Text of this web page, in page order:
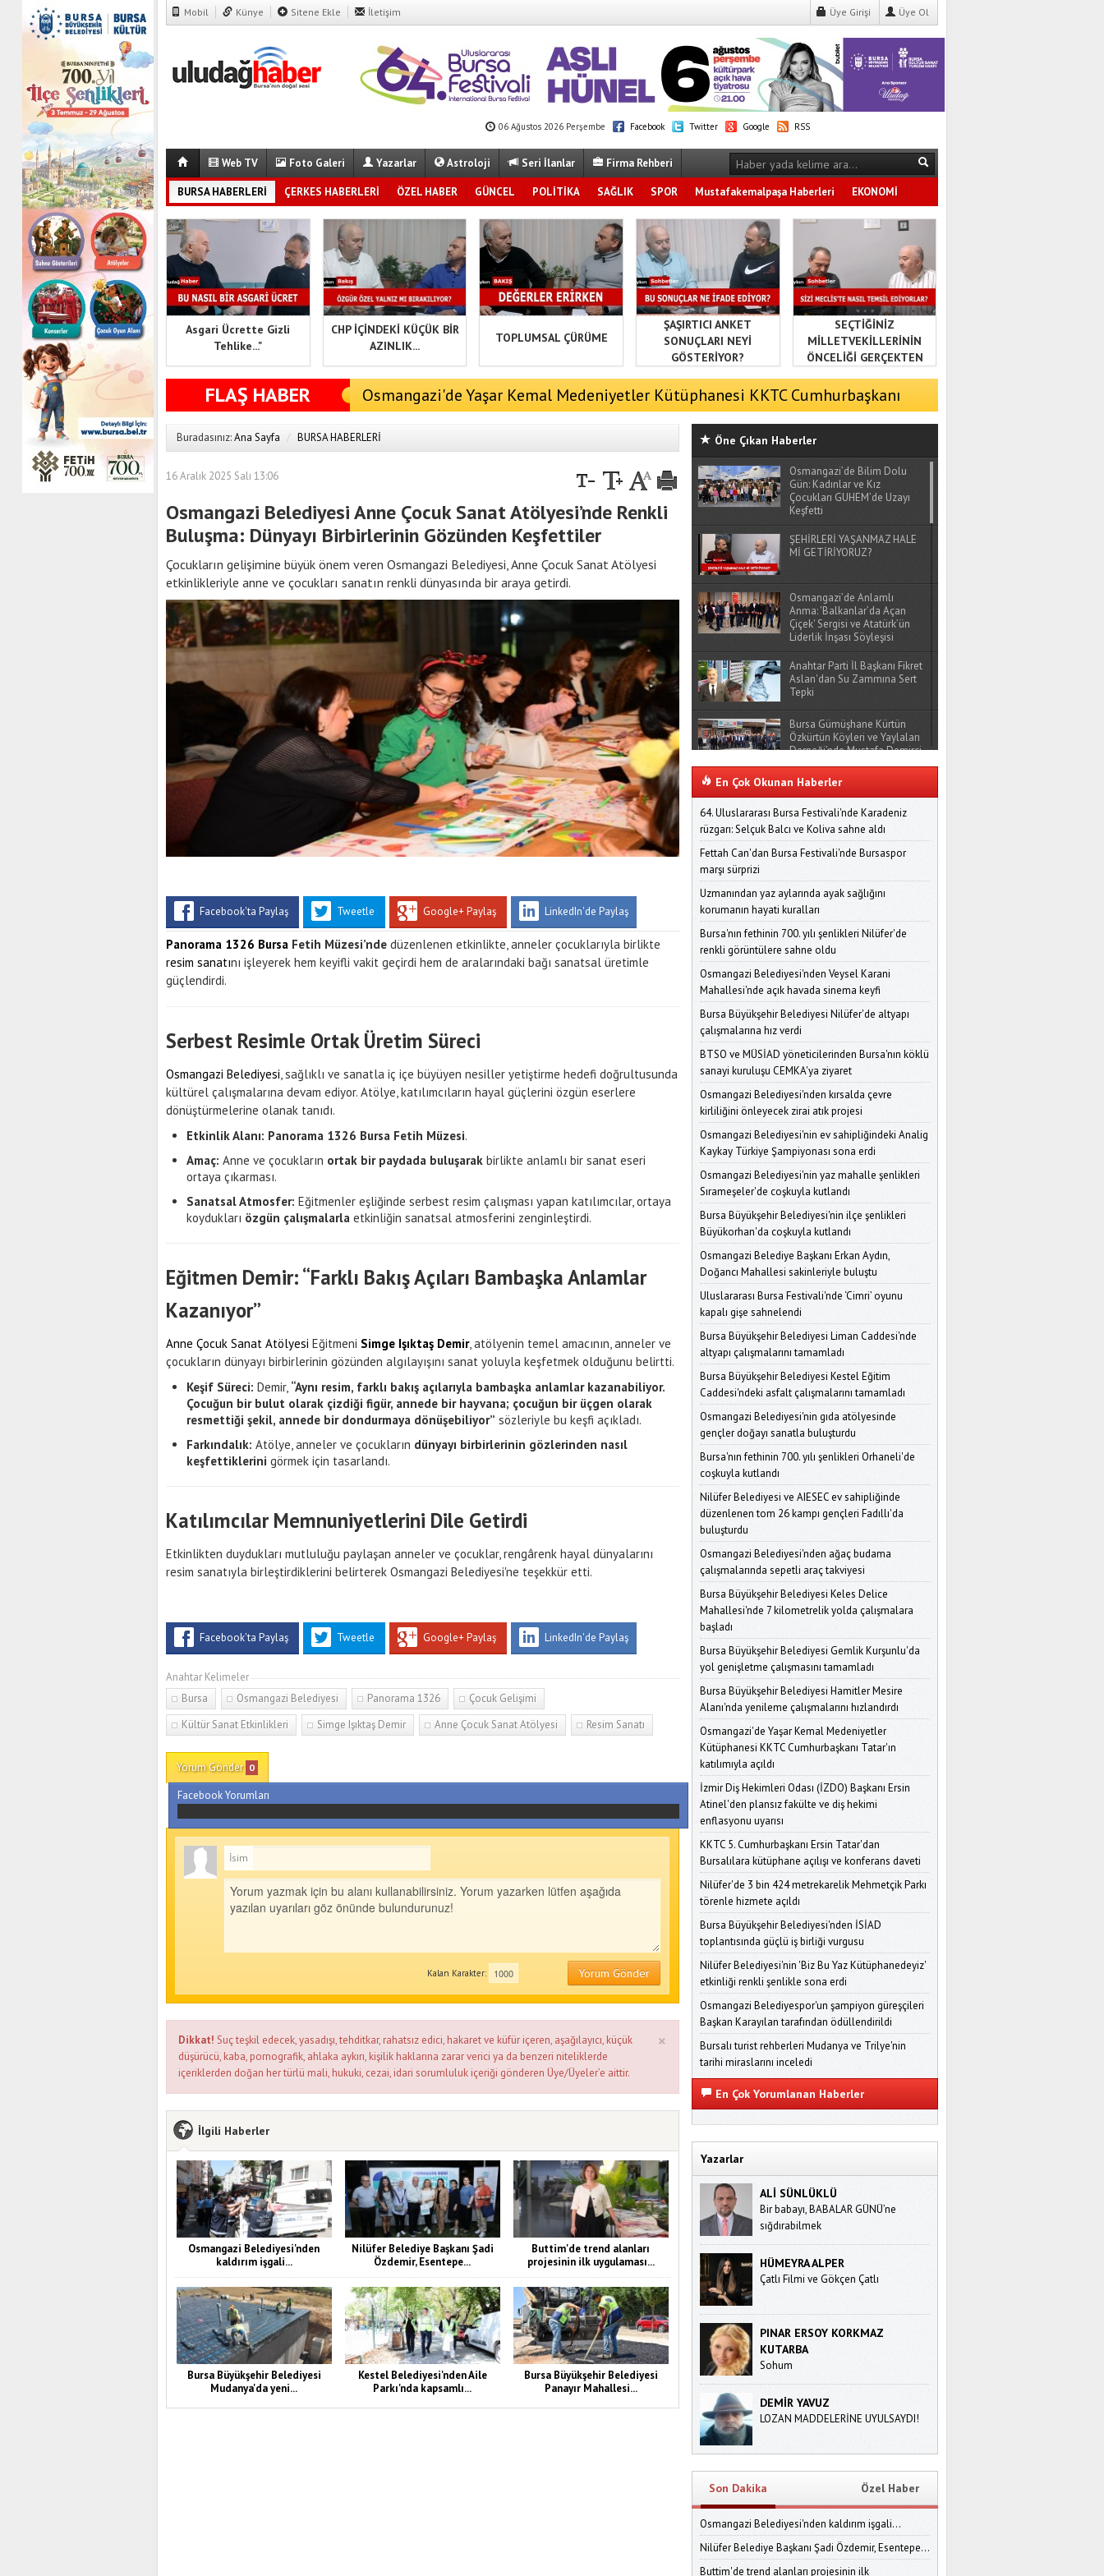
Mobil Künye Sitene Ekle İletişim Üye Ol
Üye Girişi
06 Ağustos 2026 Perşembe Facebook Twitter Google RSS
Web TV Foto Galeri Yazarlar Astroloji Seri İlanlar Firma Rehberi
BURSA HABERLERİ ÇERKES HABERLERİ ÖZEL HABER GÜNCEL POLİTİKA SAĞLIK SPOR Mustafakemalpaşa Haberleri
EKONOMİ
BELEDİYE HABERLERİ
DÜNYA Tüm Kategoriler
Asgari Ücrette Gizli
Tehlike..."
CHP İÇİNDEKİ KÜÇÜK BİR
AZINLIK...
TOPLUMSAL ÇÜRÜME
ŞAŞIRTICI ANKET
SONUÇLARI NEYİ
GÖSTERİYOR?
SEÇTİĞİNİZ
MİLLETVEKİLLERİNİN
ÖNCELİĞİ GERÇEKTEN
FLAŞ HABER
Osmangazi'de Yaşar Kemal Medeniyetler Kütüphanesi KKTC Cumhurbaşkanı
Tatar'ın katılımıyla açıldı
Buradasınız:Ana Sayfa / BURSA HABERLERİ
16 Aralık 2025 Salı 13:06
Osmangazi Belediyesi Anne Çocuk Sanat Atölyesi’nde Renkli
Buluşma: Dünyayı Birbirlerinin Gözünden Keşfettiler
Çocukların gelişimine büyük önem veren Osmangazi Belediyesi, Anne Çocuk Sanat Atölyesi
etkinlikleriyle anne ve çocukları sanatın renkli dünyasında bir araya getirdi.
Facebook'ta Paylaş Tweetle Google+ Paylaş LinkedIn'de Paylaş
Panorama 1326 Bursa Fetih Müzesi’nde düzenlenen etkinlikte, anneler çocuklarıyla birlikte
resim sanatını işleyerek hem keyifli vakit geçirdi hem de aralarındaki bağı sanatsal üretimle
güçlendirdi.
Serbest Resimle Ortak Üretim Süreci
Osmangazi Belediyesi, sağlıklı ve sanatla iç içe büyüyen nesiller yetiştirme hedefi doğrultusunda
kültürel çalışmalarına devam ediyor. Atölye, katılımcıların hayal güçlerini özgün eserlere
dönüştürmelerine olanak tanıdı.
Etkinlik Alanı: Panorama 1326 Bursa Fetih Müzesi.
Amaç: Anne ve çocukların ortak bir paydada buluşarak birlikte anlamlı bir sanat eseri
ortaya çıkarması.
Sanatsal Atmosfer: Eğitmenler eşliğinde serbest resim çalışması yapan katılımcılar, ortaya
koydukları özgün çalışmalarla etkinliğin sanatsal atmosferini zenginleştirdi.
Eğitmen Demir: “Farklı Bakış Açıları Bambaşka Anlamlar
Kazanıyor”
Anne Çocuk Sanat Atölyesi Eğitmeni Simge Işıktaş Demir, atölyenin temel amacının, anneler ve
çocukların dünyayı birbirlerinin gözünden algılayışını sanat yoluyla keşfetmek olduğunu belirtti.
Keşif Süreci: Demir, “Aynı resim, farklı bakış açılarıyla bambaşka anlamlar kazanabiliyor.
Çocuğun bir bulut olarak çizdiği figür, annede bir hayvana; çocuğun bir üçgen olarak
resmettiği şekil, annede bir dondurmaya dönüşebiliyor” sözleriyle bu keşfi açıkladı.
Farkındalık: Atölye, anneler ve çocukların dünyayı birbirlerinin gözlerinden nasıl
keşfettiklerini görmek için tasarlandı.
Katılımcılar Memnuniyetlerini Dile Getirdi
Etkinlikten duydukları mutluluğu paylaşan anneler ve çocuklar, rengârenk hayal dünyalarını
resim sanatıyla birleştirdiklerini belirterek Osmangazi Belediyesi'ne teşekkür etti.
Facebook'ta Paylaş Tweetle Google+ Paylaş LinkedIn'de Paylaş
Anahtar Kelimeler
Bursa
Osmangazi Belediyesi Panorama 1326
Çocuk Gelişimi
Kültür Sanat Etkinlikleri
Simge Işıktaş Demir Anne Çocuk Sanat Atölyesi Resim Sanatı
Yorum Gönder 0
Facebook Yorumları
İsim
Yorum Gönder
Kalan Karakter:
×
Dikkat! Suç teşkil edecek, yasadışı, tehditkar, rahatsız edici, hakaret ve küfür içeren, aşağılayıcı, küçük
düşürücü, kaba, pornografik, ahlaka aykırı, kişilik haklarına zarar verici ya da benzeri niteliklerde
içeriklerden doğan her türlü mali, hukuki, cezai, idari sorumluluk içeriği gönderen Üye/Üyeler’e aittir.
İlgili Haberler
Osmangazi Belediyesi'nden
kaldırım işgali...
Nilüfer Belediye Başkanı Şadi
Özdemir, Esentepe...
Buttim'de trend alanları
projesinin ilk uygulaması...
Bursa Büyükşehir Belediyesi
Mudanya'da yeni...
Kestel Belediyesi'nden Aile
Parkı'nda kapsamlı...
Bursa Büyükşehir Belediyesi
Panayır Mahallesi...
Öne Çıkan Haberler
Osmangazi’de Bilim Dolu
Gün: Kadınlar ve Kız
Çocukları GUHEM’de Uzayı
Keşfetti
ŞEHİRLERİ YAŞANMAZ HALE
Mİ GETİRİYORUZ?
Osmangazi’de Anlamlı
Anma: 'Balkanlar’da Açan
Çiçek' Sergisi ve Atatürk’ün
Liderlik İnşası Söyleşisi
Anahtar Parti İl Başkanı Fikret
Aslan'dan Su Zammına Sert
Tepki
Bursa Gümüşhane Kürtün
Özkürtün Köyleri ve Yaylaları
Derneği’nde Mustafa Demirci
Dönemi Başladı
'Girişimci Kafası' Söyleşileri
Devam Ediyor: Serdar Ertan
Deneyimlerini Aktardı
Bursa Demo Day 2025
Çıktı, Toplam 1 Milyon TL
Ödül Dağıtıldı
BURSA ZİYAN EDİLİYOR
Nilüfer Belediyesi’nden
Kapsayıcı Afet Bilinci Adımı:
Huzurevinde Başarılı Tahliye
Tatbikatı
Yıldırım Belediyesi'nden
Afetlere Karşı Kapsamlı
Panel: "Binaları Değil, Yaşamı
Dönüştürüyoruz"
Nilüfer Belediyesi'nden Ara
Tatil Etkinliği: "Çocuklar
Depoda" Yaratıcılıklarını
Keşfetti
Bursa'da Okul Kantinleri ve
Çevresi İçin Sıkı Denetim
Başlıyor: Zabıta Ekipleri
Sahada
Başkan Erkan Aydın'dan
Ovaakça Mahallelerine
Ziyaret: "Talepleri Dinleyip
Çözüm Üretiyoruz"
Nilüfer Belediyesi'nden
Afetlere Karşı Güçlü İş Birliği:
Gönüllü Kuruluşlarla
Protokol İmzalandı
Başkan Erkan Aydın'dan
Mehmet Akif Mahallesi
Ziyareti: "1 Milyon İnsanın
Sorunlarına Çözüm
Üreteceğiz"
Özdemir’den Kadın
Derneklerine Çağrı: "Güçlü
Olursanız Siyaset Karşınızda
Karar Verici Olamaz"
Bursa'da Gölgelerin Büyüsü
Başlıyor: 21. Uluslararası
Karagöz Kukla ve Gölge
Oyunları Festivali
Mahallede 5.867 Tapu
Dağıtıldı, 18.950 Tapu Yolda
Bursa İl Sağlık
Müdürlüğü’nden Afet
Hazırlığı: Ulusal Tatbikat
Öncesi Kritik Toplantı
Bursa Bebek ve Çocuk
Rekor Kırdı: 700'den Fazla İş
Görüşmesi
En Çok Okunan Haberler
64. Uluslararası Bursa Festivali'nde Karadeniz
rüzgarı: Selçuk Balcı ve Koliva sahne aldı
Fettah Can'dan Bursa Festivali'nde Bursaspor
marşı sürprizi
Uzmanından yaz aylarında ayak sağlığını
korumanın hayati kuralları
Bursa'nın fethinin 700. yılı şenlikleri Nilüfer'de
renkli görüntülere sahne oldu
Osmangazi Belediyesi'nden Veysel Karani
Mahallesi'nde açık havada sinema keyfi
Bursa Büyükşehir Belediyesi Nilüfer'de altyapı
çalışmalarına hız verdi
BTSO ve MÜSİAD yöneticilerinden Bursa'nın köklü
sanayi kuruluşu CEMKA'ya ziyaret
Osmangazi Belediyesi'nden kırsalda çevre
kirliliğini önleyecek zirai atık projesi
Osmangazi Belediyesi'nin ev sahipliğindeki Analig
Kaykay Türkiye Şampiyonası sona erdi
Osmangazi Belediyesi'nin yaz mahalle şenlikleri
Sırameşeler'de coşkuyla kutlandı
Bursa Büyükşehir Belediyesi'nin ilçe şenlikleri
Büyükorhan'da coşkuyla kutlandı
Osmangazi Belediye Başkanı Erkan Aydın,
Doğancı Mahallesi sakinleriyle buluştu
Uluslararası Bursa Festivali'nde ‘Cimri’ oyunu
kapalı gişe sahnelendi
Bursa Büyükşehir Belediyesi Liman Caddesi'nde
altyapı çalışmalarını tamamladı
Bursa Büyükşehir Belediyesi Kestel Eğitim
Caddesi'ndeki asfalt çalışmalarını tamamladı
Osmangazi Belediyesi'nin gıda atölyesinde
gençler doğayı sanatla buluşturdu
Bursa'nın fethinin 700. yılı şenlikleri Orhaneli'de
coşkuyla kutlandı
Nilüfer Belediyesi ve AIESEC ev sahipliğinde
düzenlenen tom 26 kampı gençleri Fadıllı'da
buluşturdu
Osmangazi Belediyesi'nden ağaç budama
çalışmalarında sepetli araç takviyesi
Bursa Büyükşehir Belediyesi Keles Delice
Mahallesi'nde 7 kilometrelik yolda çalışmalara
başladı
Bursa Büyükşehir Belediyesi Gemlik Kurşunlu'da
yol genişletme çalışmasını tamamladı
Bursa Büyükşehir Belediyesi Hamitler Mesire
Alanı'nda yenileme çalışmalarını hızlandırdı
Osmangazi'de Yaşar Kemal Medeniyetler
Kütüphanesi KKTC Cumhurbaşkanı Tatar'ın
katılımıyla açıldı
İzmir Diş Hekimleri Odası (İZDO) Başkanı Ersin
Atinel'den plansız fakülte ve diş hekimi
enflasyonu uyarısı
KKTC 5. Cumhurbaşkanı Ersin Tatar'dan
Bursalılara kütüphane açılışı ve konferans daveti
Nilüfer'de 3 bin 424 metrekarelik Mehmetçik Parkı
törenle hizmete açıldı
Bursa Büyükşehir Belediyesi'nden İSİAD
toplantısında güçlü iş birliği vurgusu
Nilüfer Belediyesi'nin 'Biz Bu Yaz Kütüphanedeyiz'
etkinliği renkli şenlikle sona erdi
Osmangazi Belediyespor'un şampiyon güreşçileri
Başkan Karayılan tarafından ödüllendirildi
Bursalı turist rehberleri Mudanya ve Trilye'nin
tarihi miraslarını inceledi
En Çok Yorumlanan Haberler
Yazarlar
ALİ SÜNLÜKLÜ
Bir babayı, BABALAR GÜNÜ’ne
sığdırabilmek
HÜMEYRA ALPER
Çatlı Filmi ve Gökçen Çatlı
PINAR ERSOY KORKMAZ
KUTARBA
Sohum
DEMİR YAVUZ
LOZAN MADDELERİNE UYULSAYDI!
Son Dakika Özel Haber
Osmangazi Belediyesi'nden kaldırım işgali...
Nilüfer Belediye Başkanı Şadi Özdemir, Esentepe...
Buttim'de trend alanları projesinin ilk